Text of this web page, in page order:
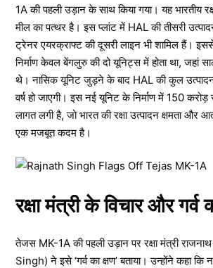
1A की पहली उड़ान के साथ किया गया। यह भारतीय
मील का पत्थर है। इस प्लांट में HAL की तीसरी
ट्रेनर एयरक्राफ्ट की दूसरी लाइन भी शामिल हैं।
निर्माण केवल बेंगलुरु की दो यूनिट्स में होता था, जहां
थे। नासिक यूनिट जुड़ने के बाद HAL की कुल उत्पादन
वर्ष हो जाएगी। इस नई यूनिट के निर्माण में 150
लागत लगी है, जो भारत की रक्षा उत्पादन क्षमता और
एक मजबूत कदम है।
रक्षा मंत्री के विचार और गर्व
तेजस MK-1A की पहली उड़ान पर रक्षा मंत्री
Singh) ने इसे ‘गर्व का क्षण’ बताया। उन्होंने कहा कि